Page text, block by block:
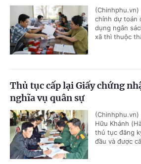
chỉnh dự toán
dụng ngân
xã thì thuộc
Thủ tục cấp lại Giấy chứng
nghĩa vụ quân sự
Hữu Khánh
thủ tục đăng
đầu và được